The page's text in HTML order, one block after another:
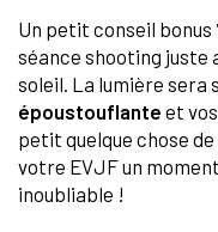
Un petit conseil
séance shooting juste
soleil. La lumière sera
époustouflante et
petit quelque chose
votre EVJF un
inoubliable !